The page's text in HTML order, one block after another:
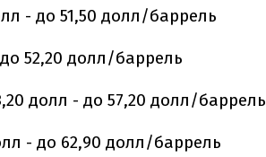
- до 51,50 долл/баррель
52,20 долл/баррель
долл - до 57,20 долл/баррель
- до 62,90 долл/баррель